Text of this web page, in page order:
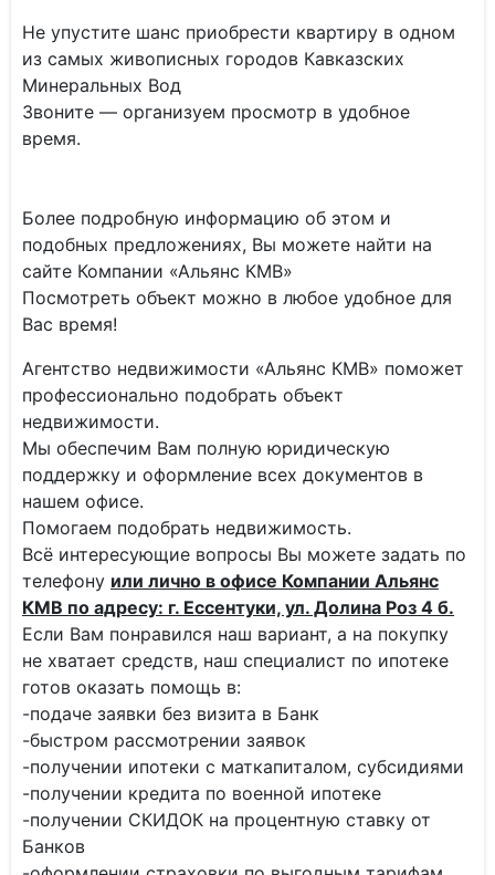
Не упустите шанс приобрести квартиру в одном
из самых живописных городов Кавказских
Минеральных Вод
Звоните — организуем просмотр в удобное
время.
Более подробную информацию об этом и
подобных предложениях, Вы можете найти на
сайте Компании «Альянс КМВ»
Посмотреть объект можно в любое удобное для
Вас время!
Агентство недвижимости «Альянс КМВ» поможет
профессионально подобрать объект
недвижимости.
Мы обеспечим Вам полную юридическую
поддержку и оформление всех документов в
нашем офисе.
Помогаем подобрать недвижимость.
Всё интересующие вопросы Вы можете задать по
телефону или лично в офисе Компании Альянс
КМВ по адресу: г. Ессентуки, ул. Долина Роз 4 б.
Если Вам понравился наш вариант, а на покупку
не хватает средств, наш специалист по ипотеке
готов оказать помощь в:
-подаче заявки без визита в Банк
-быстром рассмотрении заявок
-получении ипотеки с маткапиталом, субсидиями
-получении кредита по военной ипотеке
-получении СКИДОК на процентную ставку от
Банков